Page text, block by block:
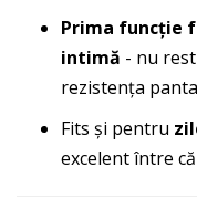
Prima funcție
intimă - nu
rezistența
Fits și pentru
excelent între